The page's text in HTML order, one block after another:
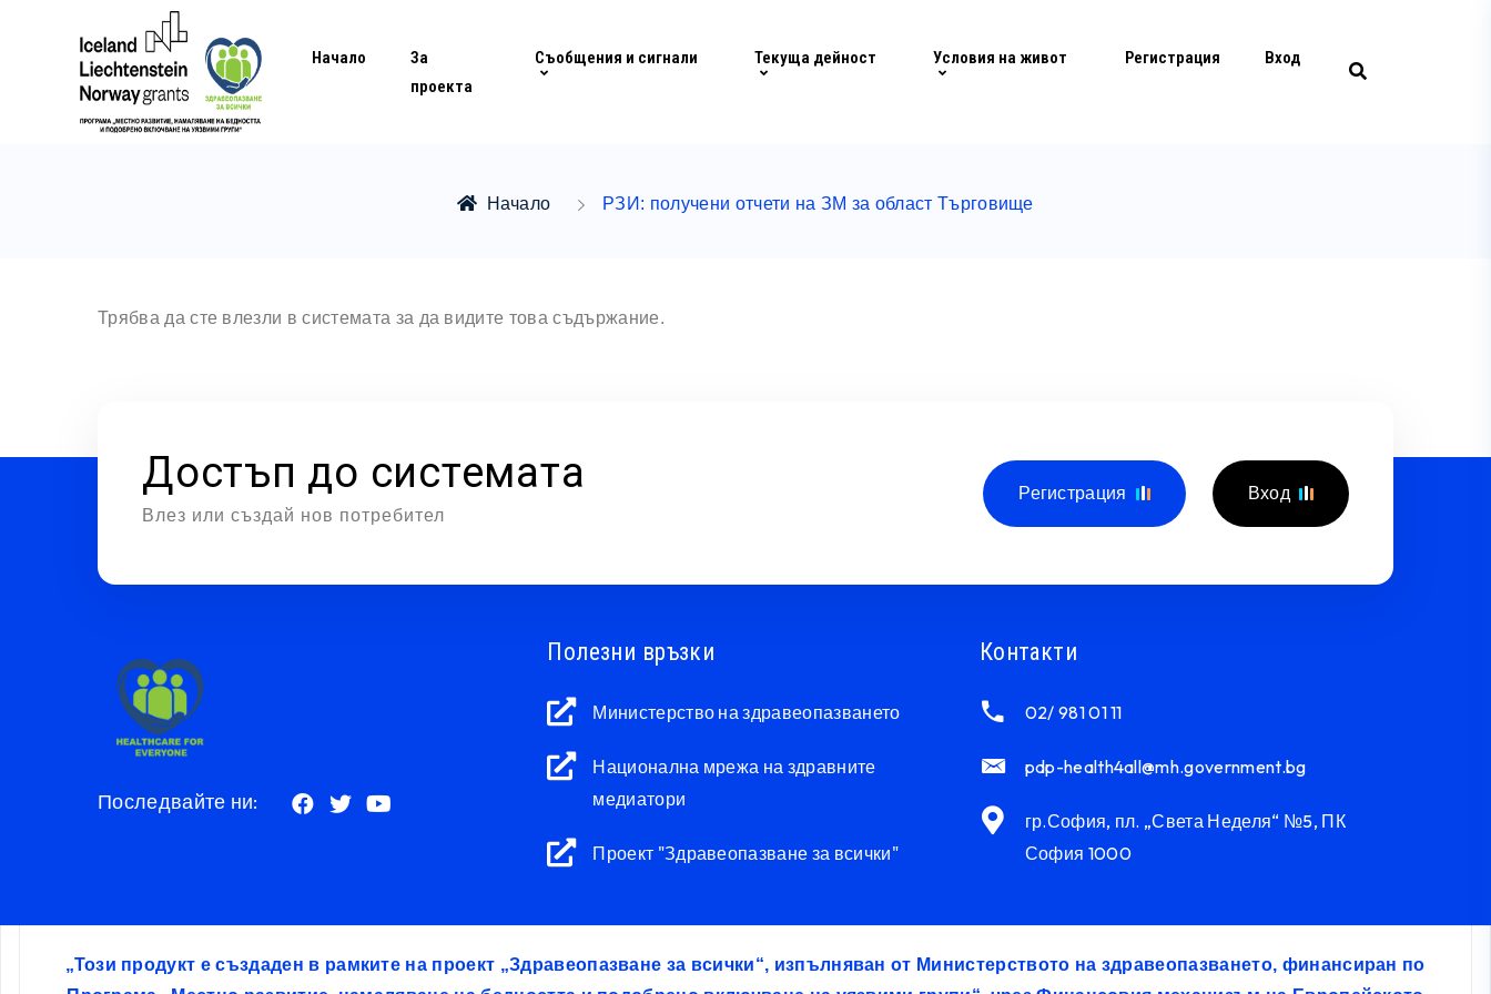
Начало
За
проекта
Съобщения и сигнали Текуща дейност Условия на живот Регистрация Вход
Начало РЗИ: получени отчети на ЗМ за област Търговище
Трябва да сте влезли в системата за да видите това съдържание.
Достъп до системата
Влез или създай нов потребител
Регистрация Вход
Последвайте ни:
Полезни връзки
Министерство на здравеопазването
Национална мрежа на здравните
медиатори
Проект "Здравеопазване за всички"
Контакти
02/ 981 01 11
pdp-health4all@mh.government.bg
гр.София, пл. „Света Неделя“ №5, ПК
София 1000
„Този продукт е създаден в рамките на проект „Здравеопазване за всички“, изпълняван от Министерството на здравеопазването, финансиран по